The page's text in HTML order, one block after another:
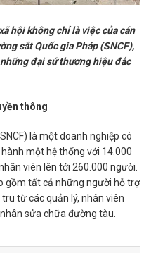
hội không chỉ là việc của cán
sắt Quốc gia Pháp (SNCF),
đại sứ thương hiệu đắc
thông
là một doanh nghiệp có
một hệ thống với 14.000
viên lên tới 260.000 người.
gồm tất cả những người hỗ trợ
từ các quản lý, nhân viên
sửa chữa đường tàu.